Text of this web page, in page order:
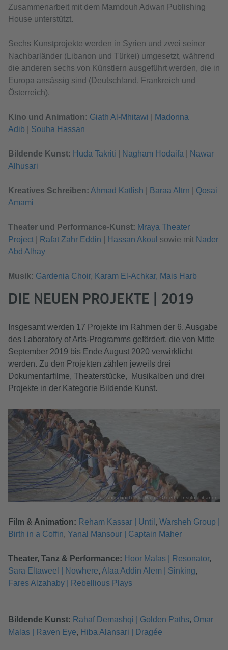
Zusammenarbeit mit dem Mamdouh Adwan Publishing
House unterstützt.
Sechs Kunstprojekte werden in Syrien und zwei seiner
Nachbarländer (Libanon und Türkei) umgesetzt, während
die anderen sechs von Künstlern ausgeführt werden, die in
Europa ansässig sind (Deutschland, Frankreich und
Österreich).
Kino und Animation: Giath Al-Mhitawi
Madonna
Adib
Souha Hassan
Bildende Kunst: Huda Takriti Nagham Hodaifa
Nawar
Alhusari
Kreatives Schreiben: Ahmad Katlish Baraa Altrn
Qosai
Amami
Theater und Performance-Kunst: Mraya Theater
Project
Rafat Zahr Eddin Hassan Akoul sowie mit Nader
Abd Alhay
Musik: Gardenia Choir, Karam El-Achkar, Mais Harb
DIE NEUEN PROJEKTE | 2019
Insgesamt werden 17 Projekte im Rahmen der 6. Ausgabe
des Laboratory of Arts-Programms gefördert, die von Mitte
September 2019 bis Ende August 2020 verwirklicht
werden. Zu den Projekten zählen jeweils drei
Dokumentarfilme, Theaterstücke, Musikalben und drei
Projekte in der Kategorie Bildende Kunst.
Foto (Ausschnitt): Alia Haju © Goethe-Institut Libanon
Film & Animation: Reham Kassar | Until , Warsheh Group |
Birth in a Coffin, Yanal Mansour | Captain Maher
Theater, Tanz & Performance: Hoor Malas | Resonator,
Sara Eltaweel | Nowhere, Alaa Addin Alem | Sinking,
Fares Alzahaby | Rebellious Plays
Bildende Kunst: Rahaf Demashqi | Golden Paths, Omar
Malas | Raven Eye, Hiba Alansari | Dragée